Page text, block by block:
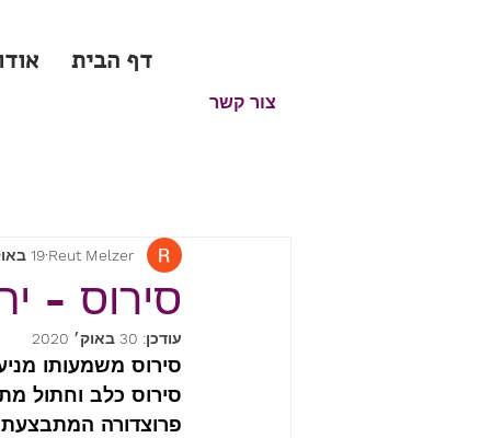
דף הבית
צור קשר
סירוס -
Reut Melzer 19 באוק׳ 2020
עודכן: 30 באוק׳ 2020
סירוס משמעותו
סירוס כלב וחתול
פרוצדורה